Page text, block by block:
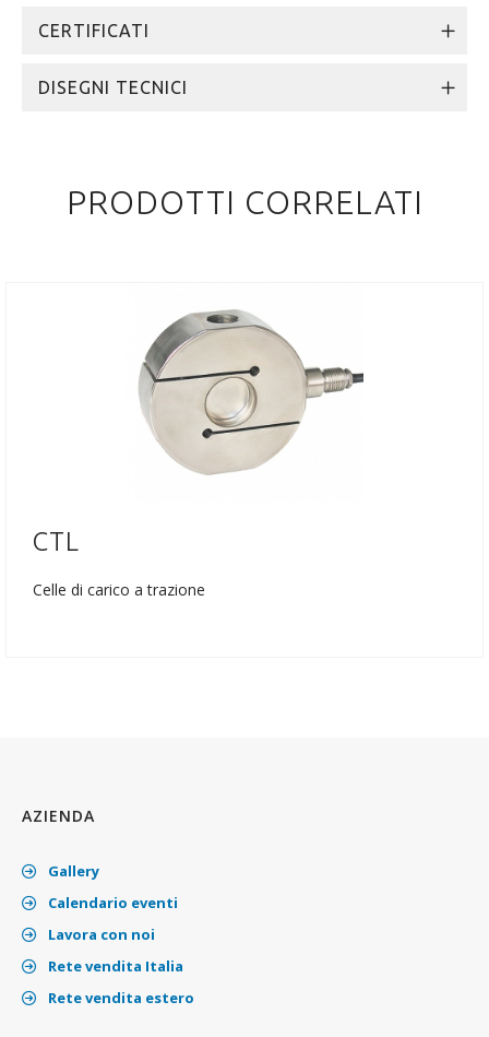
CERTIFICATI
DISEGNI TECNICI
PRODOTTI CORRELATI
CTL
Celle di carico a trazione
AZIENDA
Gallery
Calendario eventi
Lavora con noi
Rete vendita Italia
Rete vendita estero